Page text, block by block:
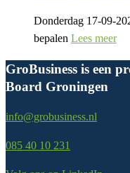
Donderdag 17-09-
bepalen Lees meer
GroBusiness is een
Board Groningen
info@grobusiness.nl
085 40 10 231